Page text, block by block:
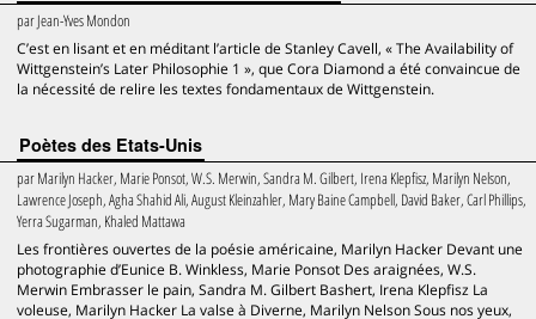
parJean-Yves Mondon
C’est en lisant et en méditant l’article de Stanley Cavell, « The Availability of
Wittgenstein’s Later Philosophie 1 », que Cora Diamond a été convaincue de
la nécessité de relire les textes fondamentaux de Wittgenstein.
Poètes des Etats-Unis
parMarilyn Hacker, Marie Ponsot, W.S. Merwin, Sandra M. Gilbert, Irena Klepfisz, Marilyn Nelson,
Lawrence Joseph, Agha Shahid Ali, August Kleinzahler, Mary Baine Campbell, David Baker, Carl Phillips,
Yerra Sugarman, Khaled Mattawa
Les frontières ouvertes de la poésie américaine, Marilyn Hacker Devant une
photographie d’Eunice B. Winkless, Marie Ponsot Des araignées, W.S.
Merwin Embrasser le pain, Sandra M. Gilbert Bashert, Irena Klepfisz La
voleuse, Marilyn Hacker La valse à Diverne, Marilyn Nelson Sous nos yeux,